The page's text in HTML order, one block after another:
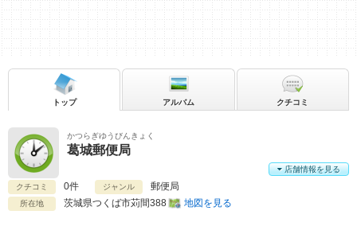
かつらぎゆうびんきょく
葛城郵便局
クチコミ 0件 ジャンル 郵便局
所在地 茨城県つくば市苅間388 地図を見る
店舗情報を見る
トップ アルバム クチコミ